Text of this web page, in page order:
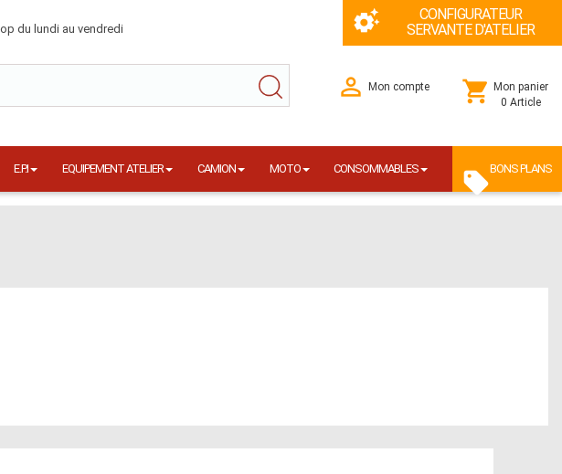
du lundi au vendredi
CONFIGURATEUR
SERVANTE D'ATELIER
Mon compte
Mon panier
0 Article
E.P.I EQUIPEMENT ATELIER CAMION MOTO CONSOMMABLES BONS PLANS